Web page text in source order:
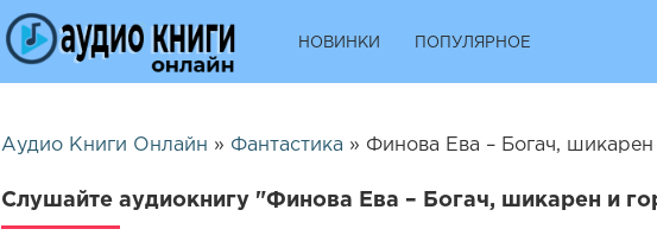
НОВИНКИ ПОПУЛЯРНОЕ
Аудио Книги Онлайн » Фантастика » Финова Ева – Богач,
Слушайте аудиокнигу "Финова Ева – Богач, шикарен и